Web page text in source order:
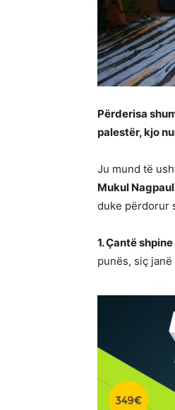
Përderisa
palestër, kjo
Ju mund të
Mukul Nagpaul
duke përdorur
1. Çantë shpine
punës, siç